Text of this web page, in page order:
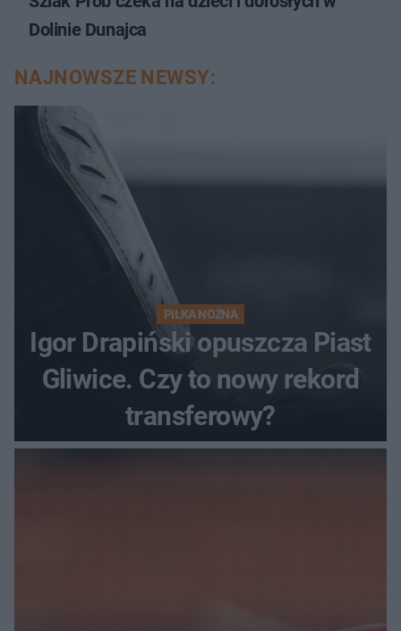
Dolinie Dunajca
NAJNOWSZE NEWSY:
PIŁKA NOŻNA
Igor Drapiński opuszcza Piast
Gliwice. Czy to nowy rekord
transferowy?